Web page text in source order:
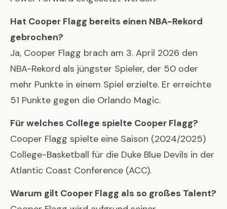
Hat Cooper Flagg bereits einen NBA-Rekord
gebrochen?
Ja, Cooper Flagg brach am 3. April 2026 den
NBA-Rekord als jüngster Spieler, der 50 oder
mehr Punkte in einem Spiel erzielte. Er erreichte
51 Punkte gegen die Orlando Magic.
Für welches College spielte Cooper Flagg?
Cooper Flagg spielte eine Saison (2024/2025)
College-Basketball für die Duke Blue Devils in der
Atlantic Coast Conference (ACC).
Warum gilt Cooper Flagg als so großes Talent?